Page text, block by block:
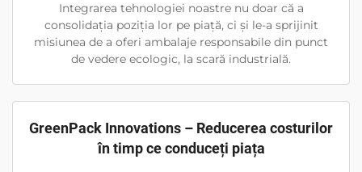
Integrarea tehnologiei noastre nu doar că a
consolidația poziția lor pe piață, ci și le-a sprijinit
misiunea de a oferi ambalaje responsabile din punct
de vedere ecologic, la scară industrială.
GreenPack Innovations – Reducerea costurilor
în timp ce conduceți piața